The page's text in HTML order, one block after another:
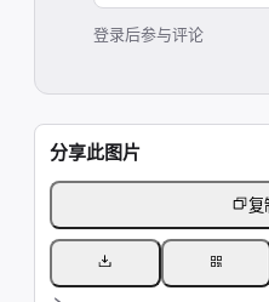
登录后参与评论
分享此图片
复